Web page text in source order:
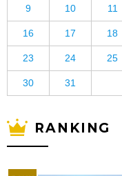
9 10 11
16 17 18
23 24 25
30 31
RANKING